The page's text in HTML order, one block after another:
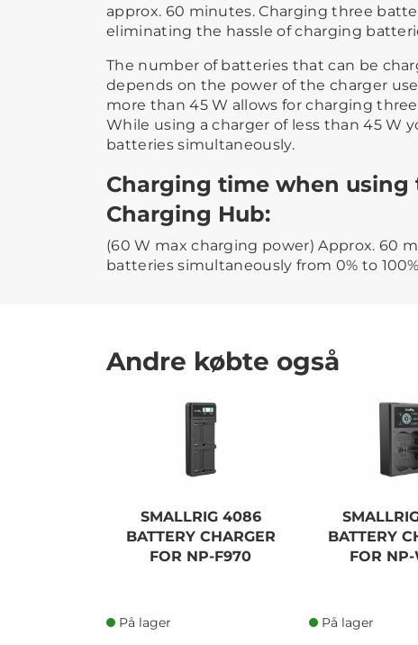
approx. 60 minutes. Charging three
eliminating the hassle of charging
The number of batteries that can be
depends on the power of the charger
more than 45 W allows for charging
While using a charger of less than 45 W
batteries simultaneously.
Charging time when using
Charging Hub:
(60 W max charging power) Approx. 60
batteries simultaneously from 0% to
Andre købte også
SMALLRIG 4086
BATTERY CHARGER
FOR NP-F970
På lager
BATTERY
FOR
På lager